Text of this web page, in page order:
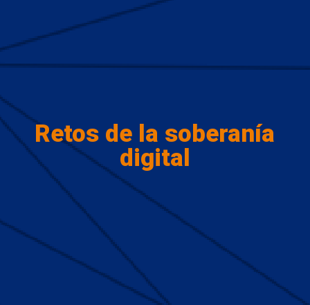
Retos de la soberanía
digital